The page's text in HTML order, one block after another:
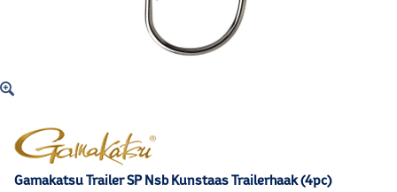
Gamakatsu Trailer SP Nsb Kunstaas Trailerhaak (4pc)